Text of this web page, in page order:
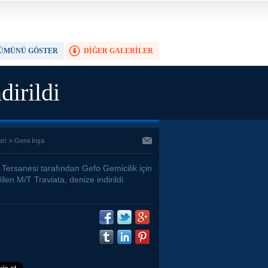
DİĞER GALERİLER
GÖSTER
» Gemi İnşa
tarafından Gefo Gemicilik için
M/T Traviata, denize indirildi.